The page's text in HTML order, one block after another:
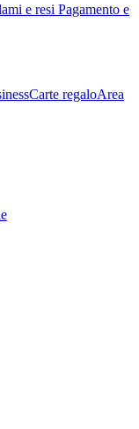
e resi Pagamento e
Carte regaloArea